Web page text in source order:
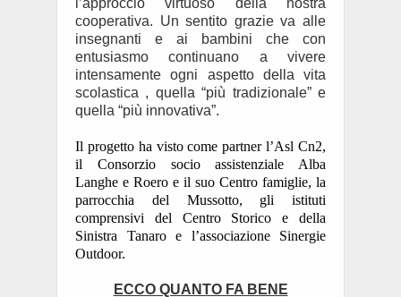
l’approccio virtuoso della nostra
cooperativa. Un sentito grazie va alle
insegnanti e ai bambini che con
entusiasmo continuano a vivere
intensamente ogni aspetto della vita
scolastica , quella “più tradizionale” e
quella “più innovativa”.
Il progetto ha visto come partner l’Asl Cn2,
il Consorzio socio assistenziale Alba
Langhe e Roero e il suo Centro famiglie, la
parrocchia del Mussotto, gli istituti
comprensivi del Centro Storico e della
Sinistra Tanaro e l’associazione Sinergie
Outdoor.
ECCO QUANTO FA BENE